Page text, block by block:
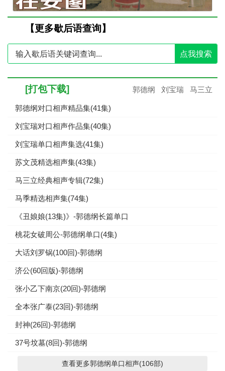
【更多歇后语查询】
点我搜索
[打包下载] 郭德纲 刘宝瑞 马三立
郭德纲对口相声精品集(41集)
刘宝瑞对口相声作品集(40集)
刘宝瑞单口相声集选(41集)
苏文茂精选相声集(43集)
马三立经典相声专辑(72集)
马季精选相声集(74集)
《丑娘娘(13集)》-郭德纲长篇单口
桃花女破周公-郭德纲单口(4集)
大话刘罗锅(100回)-郭德纲
济公(60回版)-郭德纲
张小乙下南京(20回)-郭德纲
全本张广泰(23回)-郭德纲
封神(26回)-郭德纲
37号坟墓(8回)-郭德纲
查看更多郭德纲单口相声(106部)